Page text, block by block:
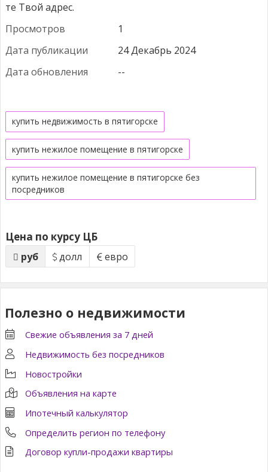
Просмотров
1
Дата публикации
24 Декабрь 2024
Дата обновления
--
купить недвижимость в пятигорске
купить нежилое помещение в пятигорске
купить нежилое помещение в пятигорске без
посредников
Цена по курсу ЦБ
руб долл евро
Полезно о недвижимости
Свежие объявления за 7 дней
Недвижимость без посредников
Новостройки
Объявления на карте
Ипотечный калькулятор
Определить регион по телефону
Договор купли-продажи квартиры